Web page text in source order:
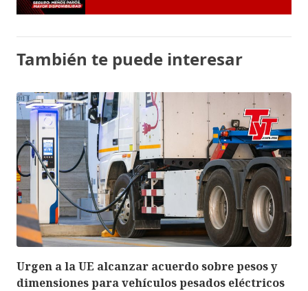
También te puede interesar
Urgen a la UE alcanzar acuerdo sobre pesos y
dimensiones para vehículos pesados eléctricos